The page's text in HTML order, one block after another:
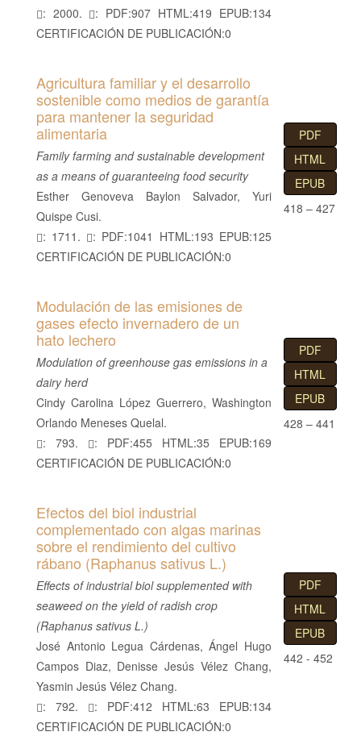
: 2000.
: PDF:907 HTML:419 EPUB:134
CERTIFICACIÓN DE PUBLICACIÓN:0
Agricultura familiar y el desarrollo
sostenible como medios de garantía
para mantener la seguridad
alimentaria
Family farming and sustainable development
as a means of guaranteeing food security
Esther Genoveva Baylon Salvador, Yuri
Quispe Cusi.
: 1711.
: PDF:1041 HTML:193 EPUB:125
CERTIFICACIÓN DE PUBLICACIÓN:0
PDF
HTML
EPUB
418 – 427
Modulación de las emisiones de
gases efecto invernadero de un
hato lechero
Modulation of greenhouse gas emissions in a
dairy herd
Cindy Carolina López Guerrero, Washington
Orlando Meneses Quelal.
: 793.
: PDF:455 HTML:35 EPUB:169
CERTIFICACIÓN DE PUBLICACIÓN:0
PDF
HTML
EPUB
428 – 441
Efectos del biol industrial
complementado con algas marinas
sobre el rendimiento del cultivo
rábano (Raphanus sativus L.)
Effects of industrial biol supplemented with
seaweed on the yield of radish crop
(Raphanus sativus L.)
José Antonio Legua Cárdenas, Ángel Hugo
Campos Diaz, Denisse Jesús Vélez Chang,
Yasmin Jesús Vélez Chang.
: 792.
: PDF:412 HTML:63 EPUB:134
CERTIFICACIÓN DE PUBLICACIÓN:0
PDF
HTML
EPUB
442 - 452